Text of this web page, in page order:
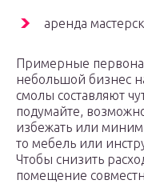
аренда
Примерные
небольшой бизнес
смолы составляют
подумайте,
избежать или
то мебель или
Чтобы снизить
помещение